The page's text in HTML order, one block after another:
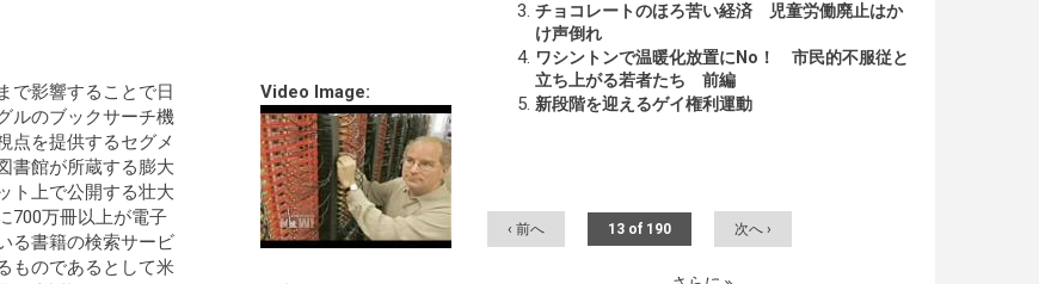
Video Image:
で影響することで日
ルのブックサーチ機
点を提供するセグメ
書館が所蔵する膨大
ト上で公開する壮大
700万冊以上が電子
る書籍の検索サービ
ものであるとして米
チョコレートのほろ苦い経済 児童労働廃止はか
け声倒れ
ワシントンで温暖化放置にNo！ 市民的不服従と
立ち上がる若者たち 前編
新段階を迎えるゲイ権利運動
‹ 前へ 13 of 190 次へ ›